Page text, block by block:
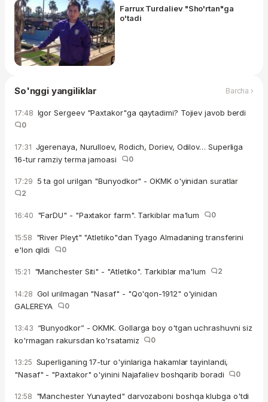
Farrux Turdaliev "Sho'rtan"ga
o'tadi
So'nggi yangiliklar Barcha ›
17:48 Igor Sergeev "Paxtakor"ga qaytadimi? Tojiev javob berdi
0
17:31 Jgerenaya, Nurulloev, Rodich, Doriev, Odilov… Superliga
16-tur ramziy terma jamoasi
0
17:29 5 ta gol urilgan "Bunyodkor" - OKMK o'yinidan suratlar
2
16:40 "FarDU" - "Paxtakor farm". Tarkiblar ma'lum 0
15:58 "River Pleyt" "Atletiko"dan Tyago Almadaning transferini
e'lon qildi
0
15:21 "Manchester Siti" - "Atletiko". Tarkiblar ma'lum 2
14:28 Gol urilmagan "Nasaf" - "Qo'qon-1912" o'yinidan
GALEREYA
0
13:43 “Bunyodkor” - OKMK. Gollarga boy o'tgan uchrashuvni siz
ko'rmagan rakursdan ko'rsatamiz
0
13:25 Superliganing 17-tur o'yinlariga hakamlar tayinlandi,
"Nasaf" - "Paxtakor" o'yinini Najafaliev boshqarib boradi
0
12:58 "Manchester Yunayted" darvozaboni boshqa klubga o'tdi